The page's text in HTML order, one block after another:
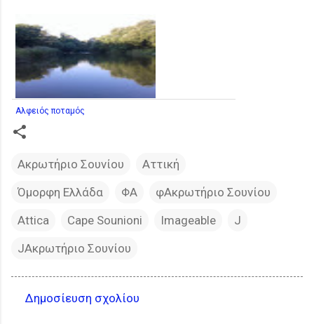
Αλφειός ποταμός
Ακρωτήριο Σουνίου
Αττική
Όμορφη Ελλάδα
ΦΑ
φΑκρωτήριο Σουνίου
Attica
Cape Sounioni Imageable
J
JΑκρωτήριο Σουνίου
Δημοσίευση σχολίου